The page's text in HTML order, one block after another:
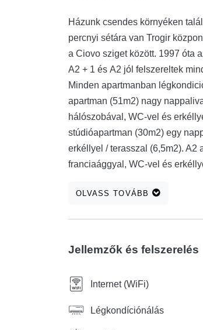
Házunk csendes környéken
percnyi sétára van Trogir
a Ciovo sziget között. 1997 óta
A2 + 1 és A2 jól felszereltek
Minden apartmanban
apartman (51m2) nagy
hálószobával, WC-vel és
stúdióapartman (30m2) egy
erkéllyel / terasszal (6,5m2). A2
franciaággyal, WC-vel és
rendezik. Minden vendég
OLVASS TOVÁBB
Jellemzők és felszerelés
Internet (WiFi)
Légkondíciónálás